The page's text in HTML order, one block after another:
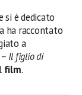
si è dedicato
ha raccontato
a
Il figlio di
film.